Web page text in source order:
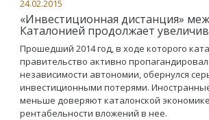
24.02.2015
«Инвестиционная дистанция»
Каталонией продолжает
Прошедший 2014 год, в ходе которого
правительство активно
независимости автономии, обернулся
инвестиционными потерями.
меньше доверяют каталонской
рентабельности вложений в нее.